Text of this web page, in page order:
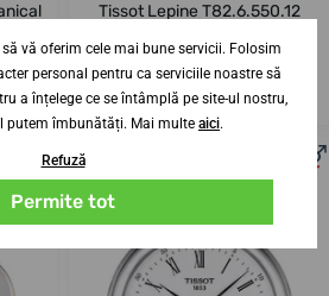
Tissot Lepine T82.6.550.12
4 săptămâni 11. 9. la tine acasă
1 688,68 lei
vă oferim cele mai bune servicii. Folosim
personal pentru ca serviciile noastre să
a înțelege ce se întâmplă pe site-ul nostru,
putem îmbunătăți. Mai multe aici.
Refuză
Permite tot